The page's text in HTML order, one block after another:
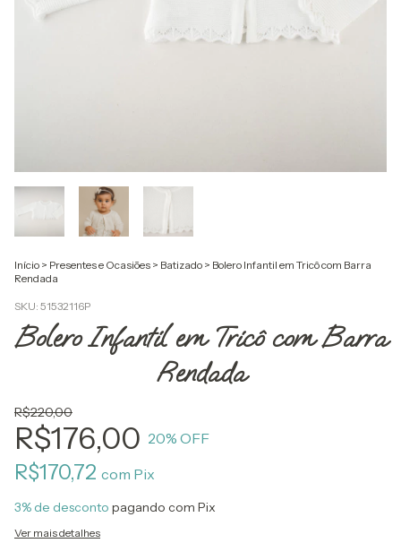
Início > Presentes e Ocasiões > Batizado > Bolero Infantil em Tricô com Barra
Rendada
SKU: 51532116P
Bolero Infantil em Tricô com Barra
Rendada
R$220,00
R$176,00 20% OFF
R$170,72 com Pix
3% de desconto pagando com Pix
Ver mais detalhes